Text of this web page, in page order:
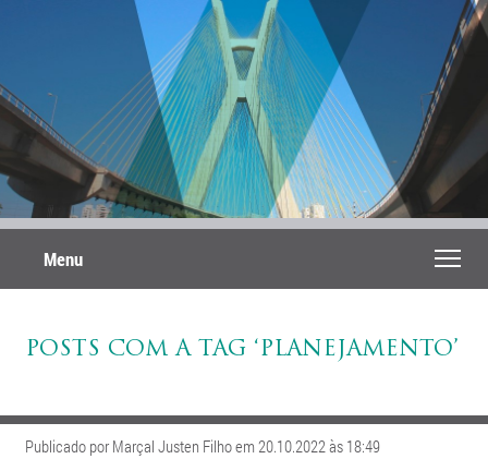
Menu
POSTS COM A TAG ‘PLANEJAMENTO’
Publicado por Marçal Justen Filho em 20.10.2022 às 18:49